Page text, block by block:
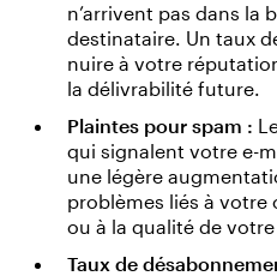
n’arrivent pas dans la
destinataire. Un taux
nuire à votre
la délivrabilité future.
Plaintes pour spam :
qui signalent votre e-
une légère
problèmes liés à
ou à la qualité de
Taux de